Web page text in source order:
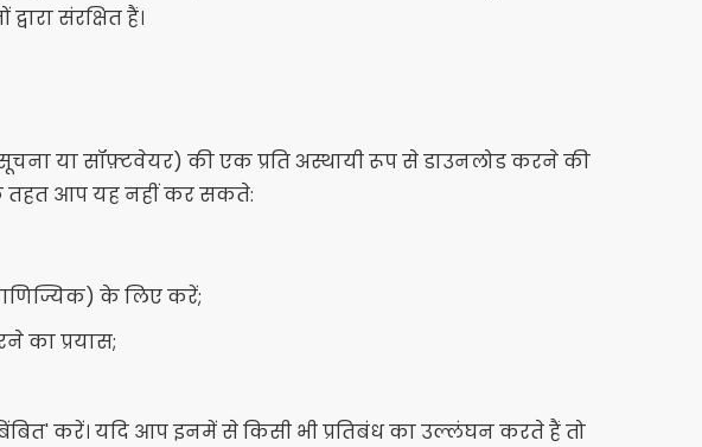
संरक्षित हैं।
या सॉफ़्टवेयर) की एक प्रति अस्थायी रूप से डाउनलोड करने की
तहत आप यह नहीं कर सकते:
के लिए करें;
का प्रयास;
करें। यदि आप इनमें से किसी भी प्रतिबंध का उल्लंघन करते हैं तो